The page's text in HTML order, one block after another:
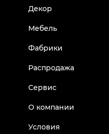
Декор
Мебель
Фабрики
Распродажа
Сервис
О компании
Условия